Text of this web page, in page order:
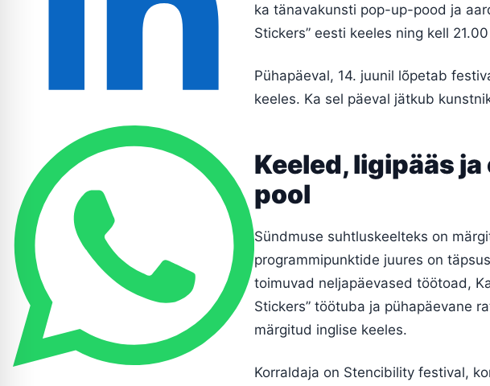
ka tänavakunsti pop-up-pood ja
Stickers” eesti keeles ning kell
Pühapäeval, 14. juunil lõpetab
keeles. Ka sel päeval jätkub
Keeled, ligipääs
pool
Sündmuse suhtluskeelteks on
programmipunktide juures on
toimuvad neljapäevased töötoad,
Stickers” töötuba ja pühapäevane
märgitud inglise keeles.
Korraldaja on Stencibility festival,